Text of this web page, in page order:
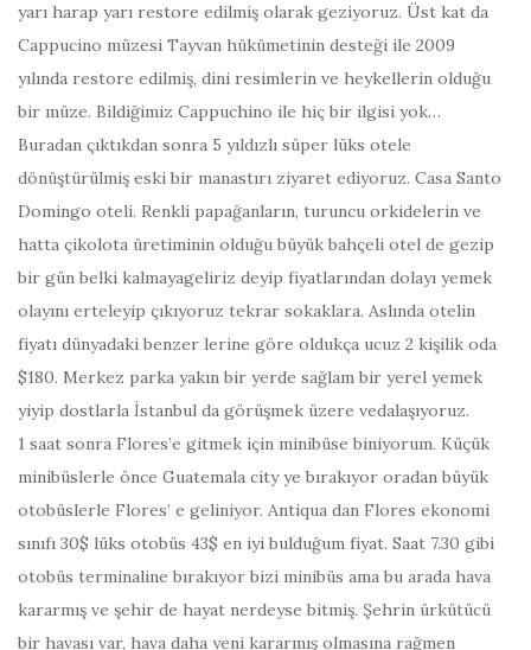
yarı harap yarı restore edilmiş olarak geziyoruz. Üst kat da
Cappucino müzesi Tayvan hükümetinin desteği ile 2009
yılında restore edilmiş, dini resimlerin ve heykellerin olduğu
bir müze. Bildiğimiz Cappuchino ile hiç bir ilgisi yok…
Buradan çıktıkdan sonra 5 yıldızlı süper lüks otele
dönüştürülmiş eski bir manastırı ziyaret ediyoruz. Casa Santo
Domingo oteli. Renkli papağanların, turuncu orkidelerin ve
hatta çikolota üretiminin olduğu büyük bahçeli otel de gezip
bir gün belki kalmayageliriz deyip fiyatlarından dolayı yemek
olayını erteleyip çıkıyoruz tekrar sokaklara. Aslında otelin
fiyatı dünyadaki benzer lerine göre oldukça ucuz 2 kişilik oda
$180. Merkez parka yakın bir yerde sağlam bir yerel yemek
yiyip dostlarla İstanbul da görüşmek üzere vedalaşıyoruz.
1 saat sonra Flores’e gitmek için minibüse biniyorum. Küçük
minibüslerle önce Guatemala city ye bırakıyor oradan büyük
otobüslerle Flores’ e geliniyor. Antiqua dan Flores ekonomi
sınıfı 30$ lüks otobüs 43$ en iyi bulduğum fiyat. Saat 7.30 gibi
otobüs terminaline bırakıyor bizi minibüs ama bu arada hava
kararmış ve şehir de hayat nerdeyse bitmiş. Şehrin ürkütücü
bir havası var, hava daha yeni kararmış olmasına rağmen